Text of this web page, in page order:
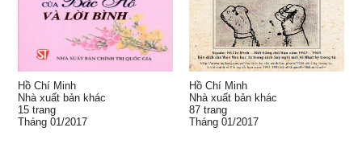
Hồ Chí Minh
Nhà xuất bản khác
15 trang
Tháng 01/2017
Hồ Chí Minh
Nhà xuất bản khác
87 trang
Tháng 01/2017